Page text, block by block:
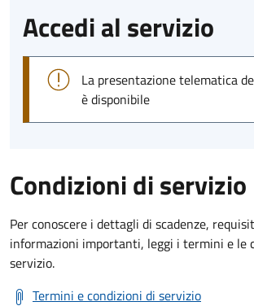
Accedi al servizio
La presentazione telematica
è disponibile
Condizioni di servizio
Per conoscere i dettagli di scadenze,
informazioni importanti, leggi i termini e le
servizio.
Termini e condizioni di servizio